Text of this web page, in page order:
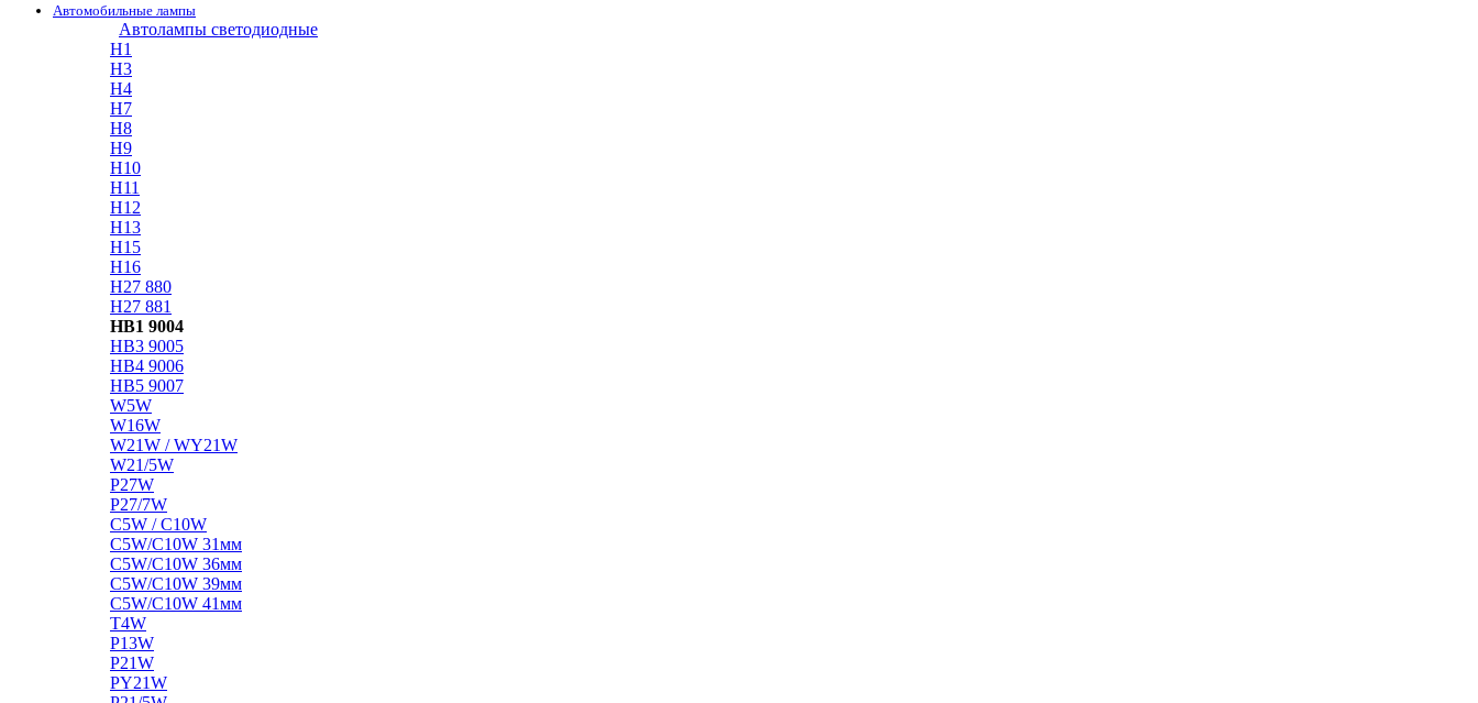
Автомобильные лампы
Автолампы светодиодные
H1
H3
H4
H7
H8
H9
H10
H11
H12
H13
H15
H16
H27 880
H27 881
HB1 9004
HB3 9005
HB4 9006
HB5 9007
W5W
W16W
W21W / WY21W
W21/5W
P27W
P27/7W
C5W / C10W
C5W/C10W 31мм
C5W/C10W 36мм
C5W/C10W 39мм
C5W/C10W 41мм
T4W
P13W
P21W
PY21W